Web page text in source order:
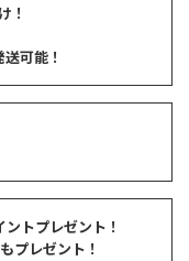
！
可能！
トプレゼント！
もプレゼント！